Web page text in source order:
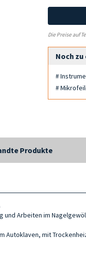
Die Preise auf
Noch
#
#
Produkte
Arbeiten im
Autoklaven, mit